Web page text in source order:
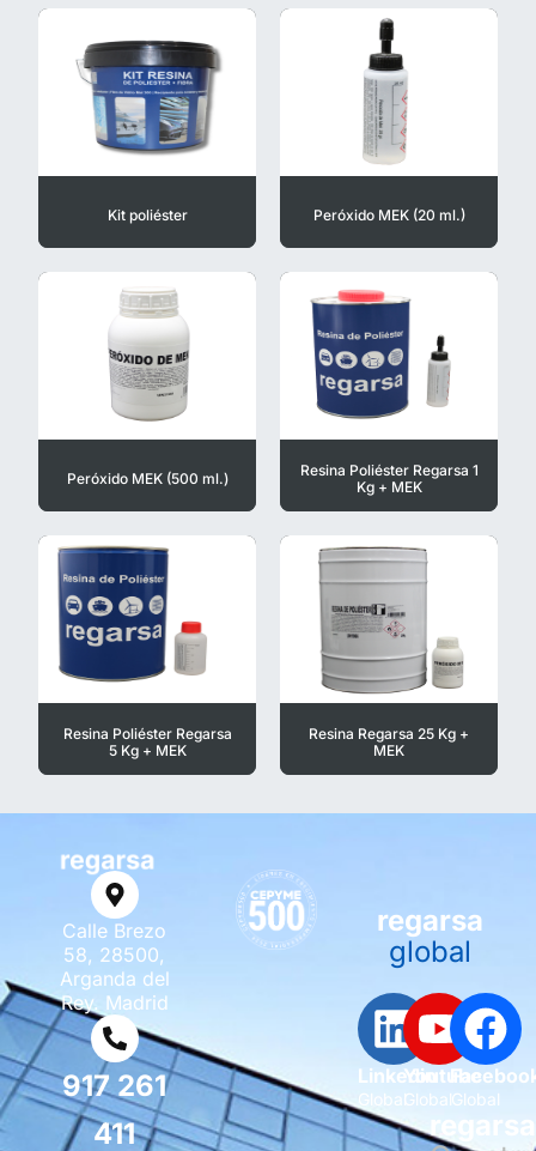
Kit poliéster Peróxido MEK (20 ml.)
Peróxido MEK (500 ml.)
Resina Poliéster Regarsa 1
Kg + MEK
Resina Poliéster Regarsa
5 Kg + MEK
Resina Regarsa 25 Kg +
MEK
Calle Brezo
58, 28500,
Arganda del
Rey. Madrid
917 261
411
regarsa
global
Linkedin
Global
Youtube
GlobalGlobal
regarsa